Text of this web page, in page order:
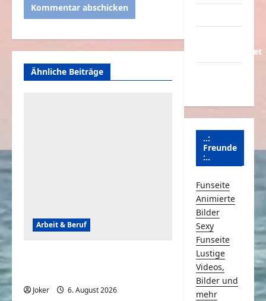
Ähnliche Beiträge
Arbeit & Beruf
Joker 6. August 2026
Schmunzeln.net
..:
Freunde
:..
Funseite
Animierte
Bilder
Sexy
Funseite
Lustige
Videos,
Bilder und
mehr